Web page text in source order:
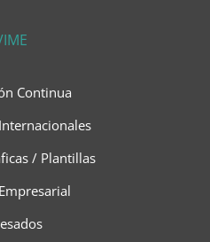
Continua
/ Plantillas